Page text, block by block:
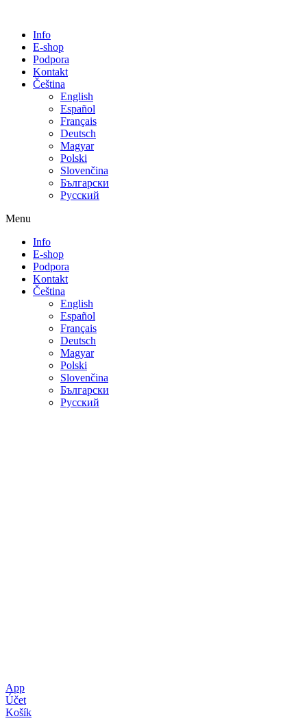
Info
E-shop
Podpora
Kontakt
Čeština
English
Español
Français
Deutsch
Magyar
Polski
Slovenčina
Български
Русский
Menu
Info
E-shop
Podpora
Kontakt
Čeština
English
Español
Français
Deutsch
Magyar
Polski
Slovenčina
Български
Русский
App
Účet
Košík